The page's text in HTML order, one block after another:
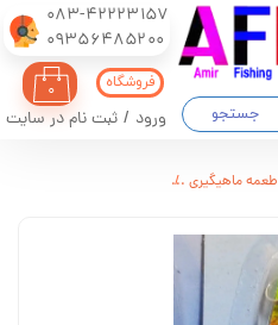
083-42223157
​​​​​​​09356485200
جستجو
۰
ورود / ثبت نام در سایت
فروشگاه
طعمه ماهیگیری